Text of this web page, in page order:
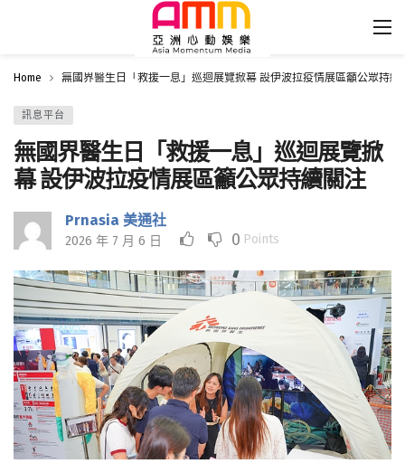
Home 無國界醫生日「救援一息」巡迴展覽掀幕 設伊波拉疫情展區籲公眾持續
訊息平台
無國界醫生日「救援一息」巡迴展覽掀
幕 設伊波拉疫情展區籲公眾持續關注
Prnasia 美通社
2026 年 7 月 6 日 0 Points